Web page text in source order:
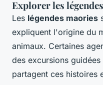
Explorer les
Les légendes maories
expliquent l'origine du
animaux. Certaines
des excursions
partagent ces histoires